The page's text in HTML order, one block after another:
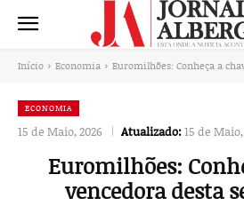
Início Economia Euromilhões: Conheça a
ECONOMIA
15 de Maio, 2026 Atualizado:15 de Maio,
Euromilhões:
vencedora desta